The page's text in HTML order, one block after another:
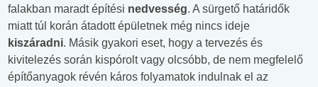
falakban maradt építési nedvesség. A sürgető határidők
miatt túl korán átadott épületnek még nincs ideje
kiszáradni. Másik gyakori eset, hogy a tervezés és
kivitelezés során kispórolt vagy olcsóbb, de nem megfelelő
építőanyagok révén káros folyamatok indulnak el az